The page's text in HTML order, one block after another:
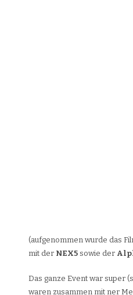
(aufgenommen wurde das
mit der NEX5 sowie der
Das ganze Event war super
waren zusammen mit ner